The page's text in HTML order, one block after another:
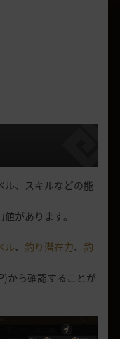
ル、スキルなどの能
があります。
ル、 釣り潜在力、 釣
から確認することが